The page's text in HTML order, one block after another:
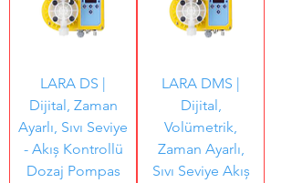
LARA DS |
Dijital, Zaman
Ayarlı, Sıvı Seviye
- Akıș Kontrollü
Dozaj Pompas
LARA DMS |
Dijital,
Volümetrik,
Zaman Ayarlı,
Sıvı Seviye Akıș